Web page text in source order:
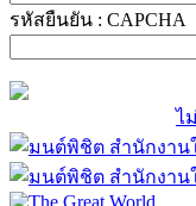
รหัสยืนยัน : CAPCHA
ไ